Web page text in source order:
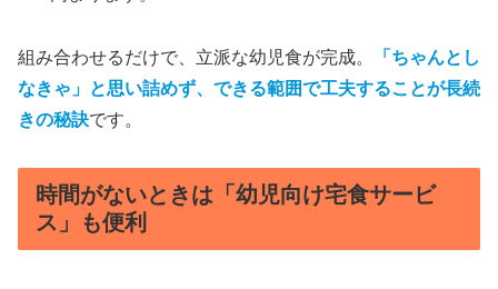
組み合わせるだけで、立派な幼児食が完成。
「ちゃんとし
なきゃ」と思い詰めず、できる範囲で工夫することが長続
きの秘訣です。
時間がないときは「幼児向け宅食サービ
ス」も便利